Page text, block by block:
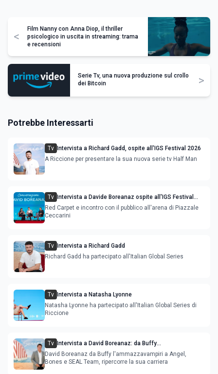
<
Film Nanny con Anna Diop, il thriller
psicologico in uscita in streaming: trama
e recensioni
Serie Tv, una nuova produzione sul crollo
dei Bitcoin
>
Potrebbe Interessarti
Tv
Intervista a Richard Gadd, ospite all'IGS Festival 2026
A Riccione per presentare la sua nuova serie tv Half Man
Tv
Intervista a Davide Boreanaz ospite all'IGS Festival
2026
Red Carpet e incontro con il pubblico all'arena di Piazzale
Ceccarini
Tv
Intervista a Richard Gadd
Richard Gadd ha partecipato all'Italian Global Series
Tv
Intervista a Natasha Lyonne
Natasha Lyonne ha partecipato all'Italian Global Series di
Riccione
Tv
Intervista a David Boreanaz: da Buffy
l'ammazzavampiri a Angel, Bones e SEAL Team
David Boreanaz da Buffy l'ammazzavampiri a Angel,
Bones e SEAL Team, ripercorre la sua carriera